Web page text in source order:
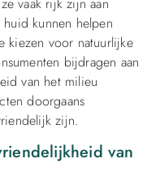
vaak rijk zijn aan
kunnen helpen
kiezen voor natuurlijke
bijdragen aan
van het milieu
doorgaans
zijn.
van